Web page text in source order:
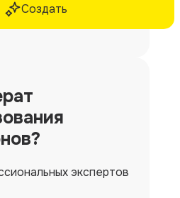
Создать
экспертов